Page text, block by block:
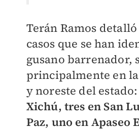
Terán Ramos detalló
casos que se han
gusano barrenador,
principalmente en
y noreste del estado:
Xichú, tres en San
Paz, uno en Apaseo